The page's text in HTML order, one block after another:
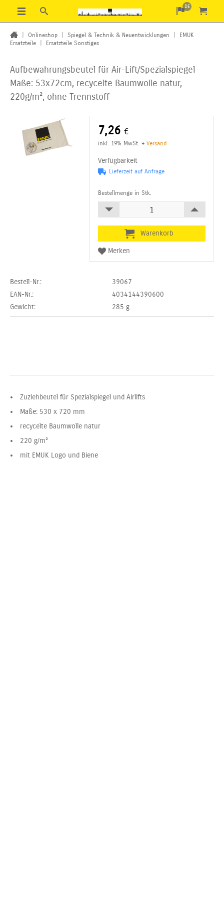
DE
Onlineshop Spiegel & Technik & Neuentwicklungen
EMUK
Ersatzteile
Ersatzteile Sonstiges
Aufbewahrungsbeutel für Air-Lift/Spezialspiegel
Maße: 53x72cm, recycelte Baumwolle natur,
220g/m², ohne Trennstoff
Bestell-Nr.:
39067
EAN-Nr.:
4034144390600
Gewicht:
285 g
7,26 €
inkl. 19% MwSt. +Versand
Verfügbarkeit
Lieferzeit auf Anfrage
Bestellmenge in Stk.
Zuziehbeutel für Spezialspiegel und Airlifts
Maße: 530 x 720 mm
recycelte Baumwolle natur
220 g/m²
mit EMUK Logo und Biene